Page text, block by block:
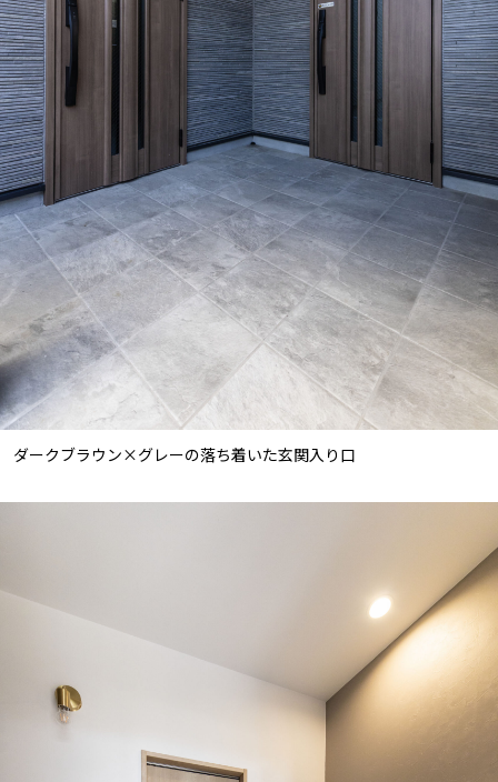
ダークブラウン×グレーの落ち着いた玄関入り口